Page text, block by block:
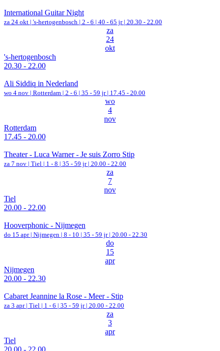
International Guitar Night
za 24 okt | 's-hertogenbosch | 2 - 6 | 40 - 65 jr | 20.30 - 22.00
za
24
okt
's-hertogenbosch
20.30 - 22.00
Ali Siddiq in Nederland
wo 4 nov | Rotterdam | 2 - 6 | 35 - 59 jr | 17.45 - 20.00
wo
4
nov
Rotterdam
17.45 - 20.00
Theater - Luca Warner - Je suis Zorro Stip
za 7 nov | Tiel | 1 - 8 | 35 - 59 jr | 20.00 - 22.00
za
7
nov
Tiel
20.00 - 22.00
Hooverphonic - Nijmegen
do 15 apr | Nijmegen | 8 - 10 | 35 - 59 jr | 20.00 - 22.30
do
15
apr
Nijmegen
20.00 - 22.30
Cabaret Jeannine la Rose - Meer - Stip
za 3 apr | Tiel | 1 - 6 | 35 - 59 jr | 20.00 - 22.00
za
3
apr
Tiel